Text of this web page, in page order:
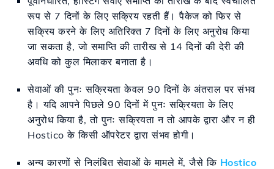
रूप से 7 दिनों के लिए सक्रिय रहती हैं। पैकेज को फिर से
सक्रिय करने के लिए अतिरिक्त 7 दिनों के लिए अनुरोध किया
जा सकता है, जो समाप्ति की तारीख से 14 दिनों की देरी की
अवधि को कुल मिलाकर बनाता है।
सेवाओं की पुनः सक्रियता केवल 90 दिनों के अंतराल पर संभव
है। यदि आपने पिछले 90 दिनों में पुनः सक्रियता के लिए
अनुरोध किया है, तो पुनः सक्रियता न तो आपके द्वारा और न ही
Hostico के किसी ऑपरेटर द्वारा संभव होगी।
अन्य कारणों से निलंबित सेवाओं के मामले में, जैसे कि Hostico